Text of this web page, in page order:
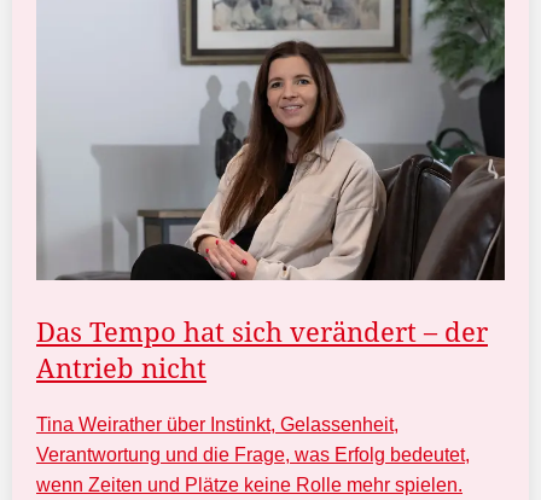
Das Tempo hat sich verändert – der
Antrieb nicht
Tina Weirather über Instinkt, Gelassenheit,
Verantwortung und die Frage, was Erfolg bedeutet,
wenn Zeiten und Plätze keine Rolle mehr spielen.